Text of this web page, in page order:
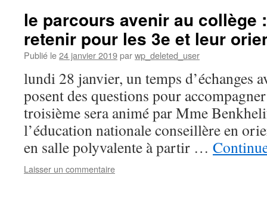
le parcours avenir au collège
retenir pour les 3e et leur
Publié le24 janvier 2019parwp_deleted_user
lundi 28 janvier, un temps d’échanges
posent des questions pour
troisième sera animé par Mme
l’éducation nationale conseillère en
en salle polyvalente à partir …
Laisser un commentaire